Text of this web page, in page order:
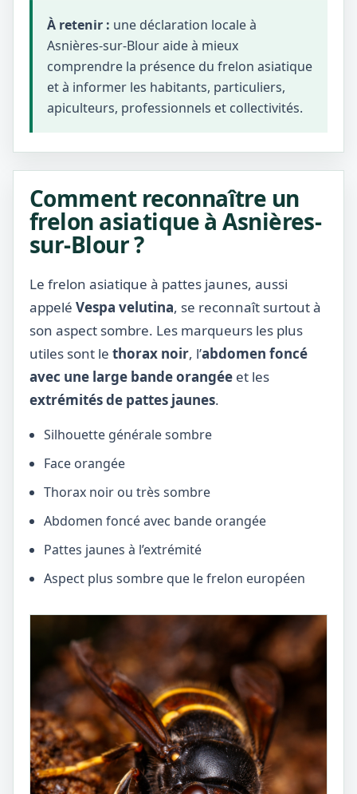
À retenir : une déclaration locale à
Asnières-sur-Blour aide à mieux
comprendre la présence du frelon asiatique
et à informer les habitants, particuliers,
apiculteurs, professionnels et collectivités.
Comment reconnaître un
frelon asiatique à Asnières-
sur-Blour ?
Le frelon asiatique à pattes jaunes, aussi
appelé Vespa velutina, se reconnaît surtout à
son aspect sombre. Les marqueurs les plus
utiles sont le thorax noir, l’abdomen foncé
avec une large bande orangée et les
extrémités de pattes jaunes.
Silhouette générale sombre
Face orangée
Thorax noir ou très sombre
Abdomen foncé avec bande orangée
Pattes jaunes à l’extrémité
Aspect plus sombre que le frelon européen